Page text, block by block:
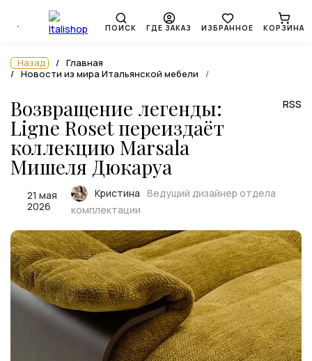
ПОИСК ГДЕ ЗАКАЗ ИЗБРАННОЕ КОРЗИНА
Назад
Главная
Новости из мира Итальянской мебели
Возвращение легенды:
Ligne Roset переиздаёт
коллекцию Marsala
Мишеля Дюкаруа
RSS
21 мая
2026
Кристина Ведущий дизайнер отдела
комплектации